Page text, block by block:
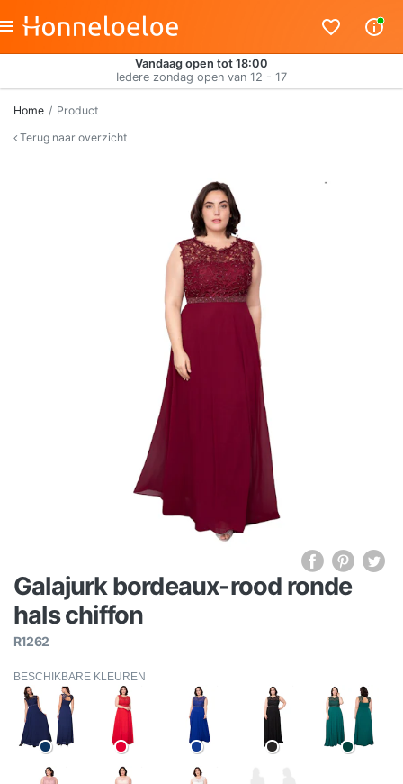
Vandaag open tot 18:00
Iedere zondag open van 12 - 17
Home
Product
Terug naar overzicht
Galajurk bordeaux-rood ronde
hals chiffon
R1262
BESCHIKBARE KLEUREN